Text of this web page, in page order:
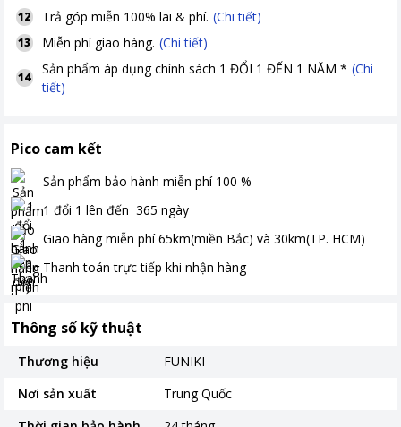
12 Trả góp miễn 100% lãi & phí. (Chi tiết)
13 Miễn phí giao hàng. (Chi tiết)
14
Sản phẩm áp dụng chính sách 1 ĐỔI 1 ĐẾN 1 NĂM * (Chi
tiết)
Pico cam kết
Sản phẩm bảo hành miễn phí 100 %
1 đổi 1 lên đến 365 ngày
Giao hàng miễn phí 65km(miền Bắc) và 30km(TP. HCM)
Thanh toán trực tiếp khi nhận hàng
Thông số kỹ thuật
Thương hiệu
FUNIKI
Nơi sản xuất
Trung Quốc